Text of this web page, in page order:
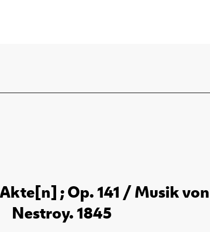
; Op. 141 / Musik
Nestroy. 1845